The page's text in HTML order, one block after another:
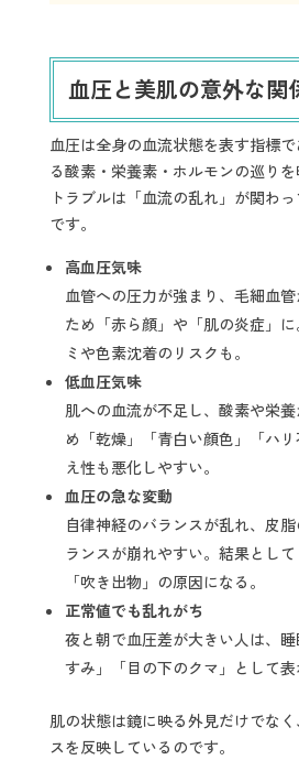
血圧と美肌の意外な関
血圧は全身の血流状態を表す指標
る酸素・栄養素・ホルモンの巡り
トラブルは「血流の乱れ」が関わ
です。
高血圧気味
血管への圧力が強まり、毛細血
ため「赤ら顔」や「肌の炎症」
ミや色素沈着のリスクも。
低血圧気味
肌への血流が不足し、酸素や栄
め「乾燥」「青白い顔色」「ハ
え性も悪化しやすい。
血圧の急な変動
自律神経のバランスが乱れ、皮
ランスが崩れやすい。結果とし
「吹き出物」の原因になる。
正常値でも乱れがち
夜と朝で血圧差が大きい人は、
すみ」「目の下のクマ」として表
肌の状態は鏡に映る外見だけでな
スを反映しているのです。